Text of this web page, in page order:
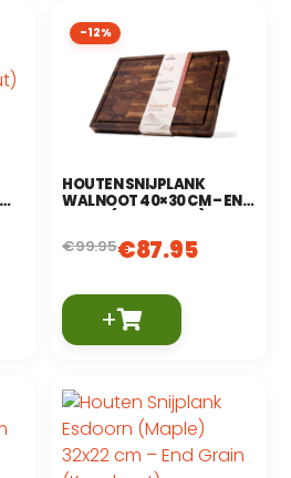
-12%
HOUTEN SNIJPLANK
WALNOOT 40×30 CM – END
GRAIN (KOPSHOUT)
€99.95€87.95
+